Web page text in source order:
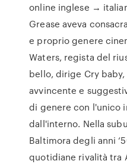
online inglese →
Grease aveva
e proprio genere
Waters, regista del
bello, dirige Cry
avvincente e
di genere con l'unico
dall'interno. Nella
Baltimora degli anni
quotidiane rivalità tra